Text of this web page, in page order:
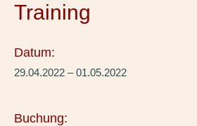
Training
Datum:
29.04.2022 – 01.05.2022
Buchung: